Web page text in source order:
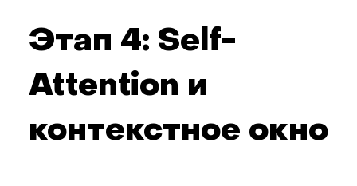
Этап 4: Self-
Attention и
контекстное окно